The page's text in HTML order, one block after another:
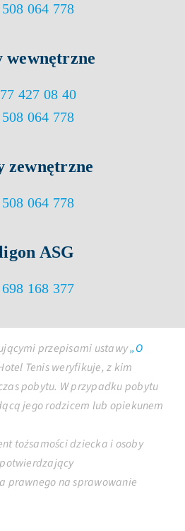
508 064 778
wewnętrzne
77 427 08 40
508 064 778
zewnętrzne
508 064 778
ASG
698 168 377
przepisami ustawy„O
Tenis weryfikuje, z kim
pobytu. W przypadku pobytu
jego rodzicem lub opiekunem
tożsamości dziecka i osoby
prawnego na sprawowanie